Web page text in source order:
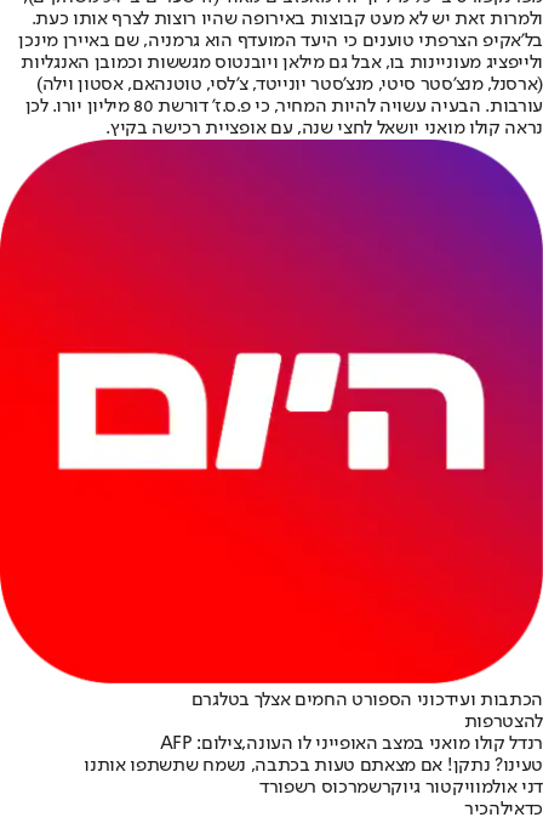
ולמרות זאת יש לא מעט קבוצות באירופה שהיו רוצות לצרף אותו כעת.
בל'אקיפ הצרפתי טוענים כי היעד המועדף הוא גרמניה, שם באיירן מינכן
ולייפציג מעוניינות בו, אבל גם מילאן ויובנטוס מגששות וכמובן האנגליות
(ארסנל, מנצ'סטר סיטי, מנצ'סטר יונייטד, צ'לסי, טוטנהאם, אסטון וילה)
עורבות. הבעיה עשויה להיות המחיר, כי פ.ס.ז' דורשת 80 מיליון יורו. לכן
נראה קולו מואני יושאל לחצי שנה, עם אופציית רכישה בקיץ.
הכתבות ועידכוני הספורט החמים אצלך בטלגרם
להצטרפות
רנדל קולו מואני במצב האופייני לו העונה,צילום: AFP
טעינו? נתקן! אם מצאתם טעות בכתבה, נשמח שתשתפו אותנו
דני אולמוויקטור גיוקרשמרכוס רשפורד
כדאילהכיר